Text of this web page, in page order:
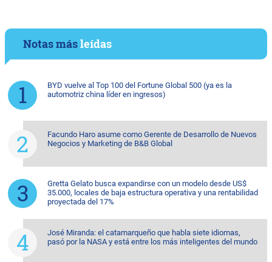
Notas másleídas
BYD vuelve al Top 100 del Fortune Global 500 (ya es la
automotriz china líder en ingresos)
Facundo Haro asume como Gerente de Desarrollo de Nuevos
Negocios y Marketing de B&B Global
Gretta Gelato busca expandirse con un modelo desde US$
35.000, locales de baja estructura operativa y una rentabilidad
proyectada del 17%
José Miranda: el catamarqueño que habla siete idiomas,
pasó por la NASA y está entre los más inteligentes del mundo